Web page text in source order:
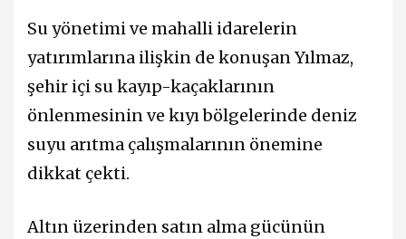
Su yönetimi ve mahalli idarelerin
yatırımlarına ilişkin de konuşan Yılmaz,
şehir içi su kayıp-kaçaklarının
önlenmesinin ve kıyı bölgelerinde deniz
suyu arıtma çalışmalarının önemine
dikkat çekti.
Altın üzerinden satın alma gücünün